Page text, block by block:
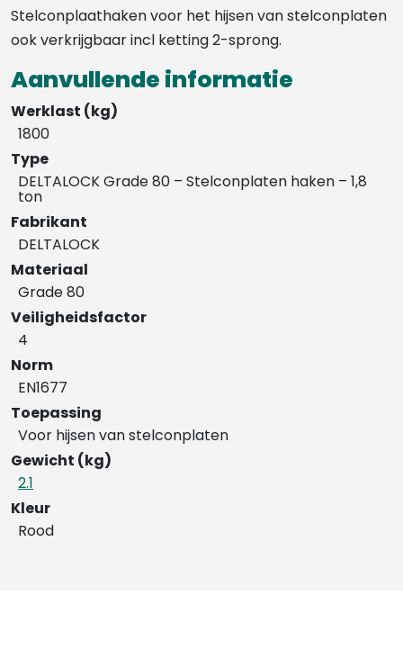
Stelconplaathaken voor het hijsen van stelconplaten
ook verkrijgbaar incl ketting 2-sprong.
Aanvullende informatie
Werklast (kg)
1800
Type
DELTALOCK Grade 80 – Stelconplaten haken – 1,8
ton
Fabrikant
DELTALOCK
Materiaal
Grade 80
Veiligheidsfactor
4
Norm
EN1677
Toepassing
Voor hijsen van stelconplaten
Gewicht (kg)
2.1
Kleur
Rood